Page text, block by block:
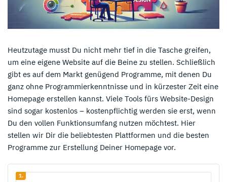
Heutzutage musst Du nicht mehr tief in die Tasche greifen,
um eine eigene Website auf die Beine zu stellen. Schließlich
gibt es auf dem Markt genügend Programme, mit denen Du
ganz ohne Programmierkenntnisse und in kürzester Zeit eine
Homepage erstellen kannst. Viele Tools fürs Website-Design
sind sogar kostenlos – kostenpflichtig werden sie erst, wenn
Du den vollen Funktionsumfang nutzen möchtest. Hier
stellen wir Dir die beliebtesten Plattformen und die besten
Programme zur Erstellung Deiner Homepage vor.
1.